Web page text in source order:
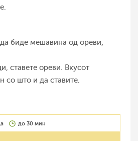
биде мешавина од ореви,
ставете ореви. Вкусот
со што и да ставите.
до 30 мин